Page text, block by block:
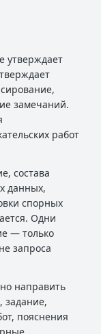
утверждает
замечаний.
работ
состава
данных,
спорных
Одни
— только
запроса
направить
задание,
пояснения